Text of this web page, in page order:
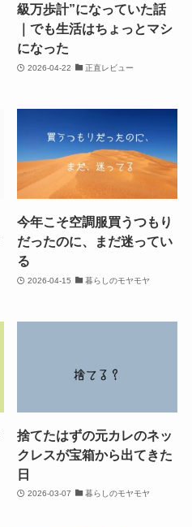
級万歩計”になっていた話
｜でも生活はちょっとマシ
になった
2026-04-22 正直レビュー
今年こそ空調服買うつもり
だったのに、まだ迷ってい
る
2026-04-15 暮らしのモヤモヤ
捨てたはずの元カレのネッ
クレスが宝箱から出てきた
日
2026-03-07 暮らしのモヤモヤ